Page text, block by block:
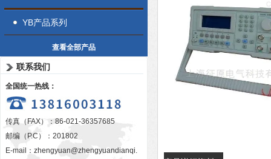
YB产品系列
查看全部产品
联系我们
全国统一热线：
传真（FAX）：86-021-36357685
邮编（P.C）：201802
E-mail： zhengyuan@zhengyuandianqi.